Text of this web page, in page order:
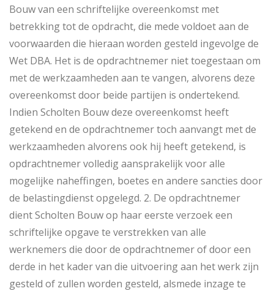
Bouw van een schriftelijke overeenkomst met
betrekking tot de opdracht, die mede voldoet aan de
voorwaarden die hieraan worden gesteld ingevolge de
Wet DBA. Het is de opdrachtnemer niet toegestaan om
met de werkzaamheden aan te vangen, alvorens deze
overeenkomst door beide partijen is ondertekend.
Indien Scholten Bouw deze overeenkomst heeft
getekend en de opdrachtnemer toch aanvangt met de
werkzaamheden alvorens ook hij heeft getekend, is
opdrachtnemer volledig aansprakelijk voor alle
mogelijke naheffingen, boetes en andere sancties door
de belastingdienst opgelegd. 2. De opdrachtnemer
dient Scholten Bouw op haar eerste verzoek een
schriftelijke opgave te verstrekken van alle
werknemers die door de opdrachtnemer of door een
derde in het kader van die uitvoering aan het werk zijn
gesteld of zullen worden gesteld, alsmede inzage te